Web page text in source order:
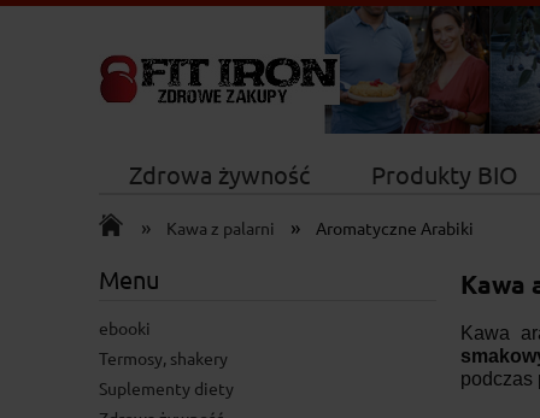
Zdrowa żywność
Produkty BIO
Nowości
» Kawa z palarni » Aromatyczne Arabiki
Menu
ebooki
Termosy, shakery
Suplementy diety
Kawa
Kawa
podczas